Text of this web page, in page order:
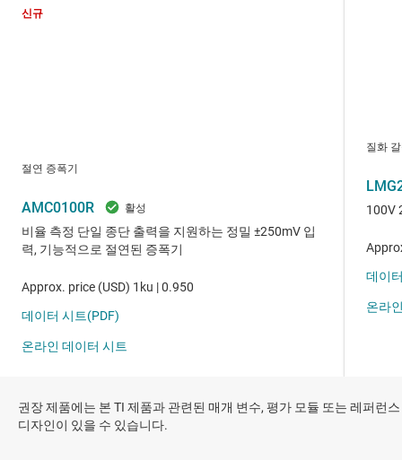
권장 제품에는 본 TI 제품과 관련된 매개 변수, 평가 모듈 또는 레퍼런스
디자인이 있을 수 있습니다.